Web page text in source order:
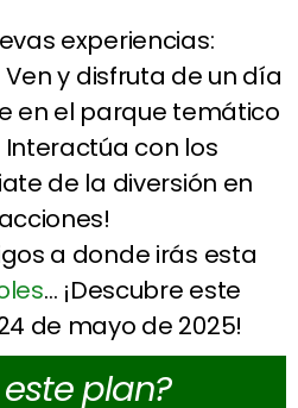
experiencias:
Ven y disfruta de un día
en el parque temático
con los
de la diversión en
a donde irás esta
… ¡Descubre este
de mayo de 2025!
plan?